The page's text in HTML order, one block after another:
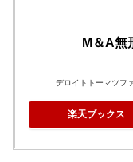
M＆A無
デロイトトーマツフ
楽天ブックス